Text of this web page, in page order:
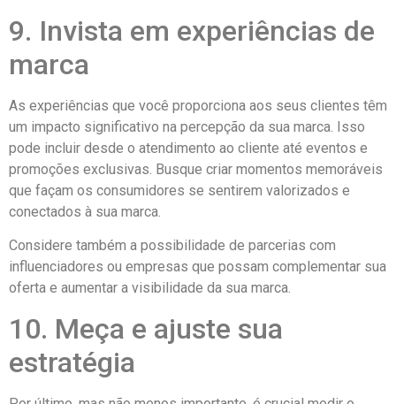
9. Invista em experiências de
marca
As experiências que você proporciona aos seus clientes têm
um impacto significativo na percepção da sua marca. Isso
pode incluir desde o atendimento ao cliente até eventos e
promoções exclusivas. Busque criar momentos memoráveis
que façam os consumidores se sentirem valorizados e
conectados à sua marca.
Considere também a possibilidade de parcerias com
influenciadores ou empresas que possam complementar sua
oferta e aumentar a visibilidade da sua marca.
10. Meça e ajuste sua
estratégia